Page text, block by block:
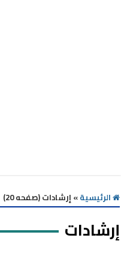
الرئيسية» إرشادات (صفحه 20)
إرشادات